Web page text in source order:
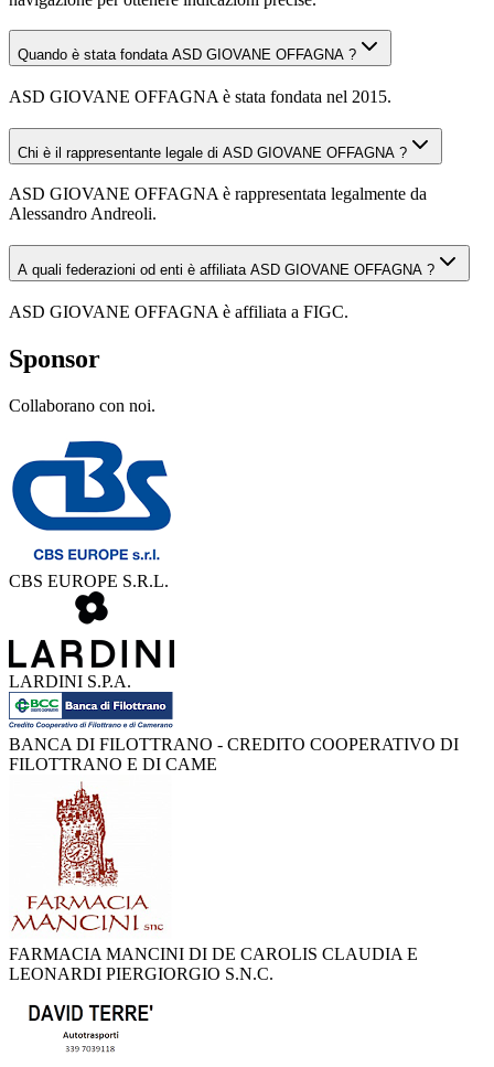
Quando è stata fondata ASD GIOVANE OFFAGNA ?
ASD GIOVANE OFFAGNA è stata fondata nel 2015.
Chi è il rappresentante legale di ASD GIOVANE OFFAGNA ?
ASD GIOVANE OFFAGNA è rappresentata legalmente da
Alessandro Andreoli.
A quali federazioni od enti è affiliata ASD GIOVANE OFFAGNA ?
ASD GIOVANE OFFAGNA è affiliata a FIGC.
Sponsor
Collaborano con noi.
CBS EUROPE S.R.L.
LARDINI S.P.A.
BANCA DI FILOTTRANO - CREDITO COOPERATIVO DI
FILOTTRANO E DI CAME
FARMACIA MANCINI DI DE CAROLIS CLAUDIA E
LEONARDI PIERGIORGIO S.N.C.